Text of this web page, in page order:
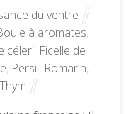
du ventre
à aromates,
céleri, Ficelle de
, Persil, Romarin,
Thym